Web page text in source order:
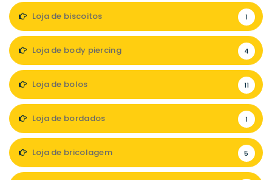
Loja de biscoitos 1
Loja de body piercing 4
Loja de bolos 11
Loja de bordados 1
Loja de bricolagem 5